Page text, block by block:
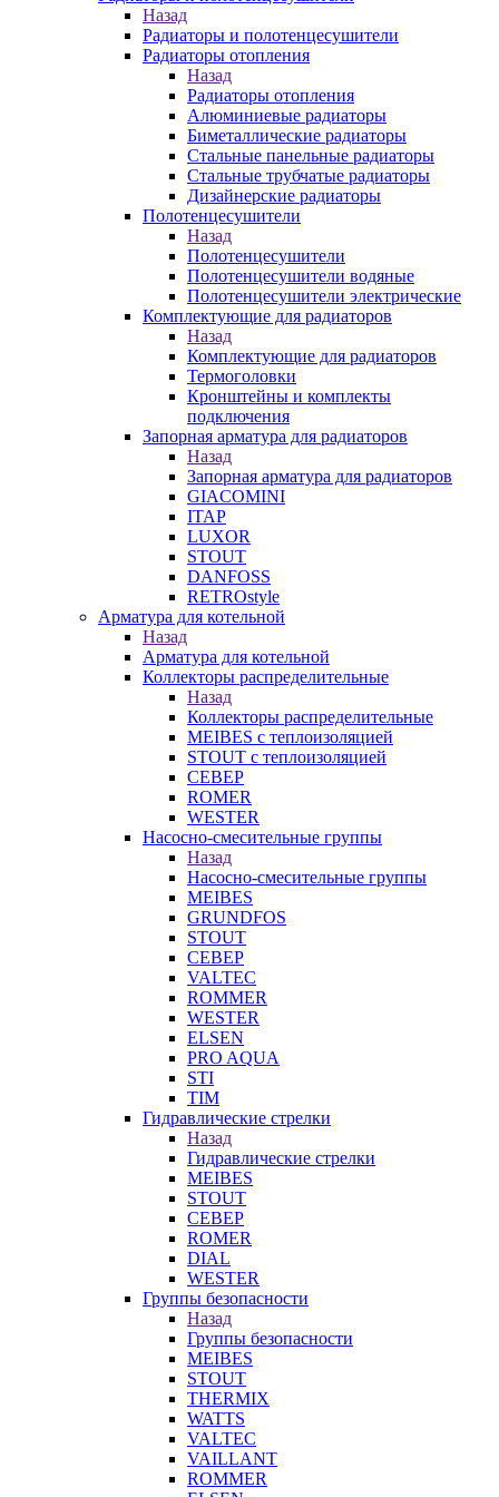
Назад
Радиаторы и полотенцесушители
Радиаторы отопления
Назад
Радиаторы отопления
Алюминиевые радиаторы
Биметаллические радиаторы
Стальные панельные радиаторы
Стальные трубчатые радиаторы
Дизайнерские радиаторы
Полотенцесушители
Назад
Полотенцесушители
Полотенцесушители водяные
Полотенцесушители электрические
Комплектующие для радиаторов
Назад
Комплектующие для радиаторов
Термоголовки
Кронштейны и комплекты
подключения
Запорная арматура для радиаторов
Назад
Запорная арматура для радиаторов
GIACOMINI
ITAP
LUXOR
STOUT
DANFOSS
RETROstyle
Арматура для котельной
Назад
Арматура для котельной
Коллекторы распределительные
Назад
Коллекторы распределительные
MEIBES с теплоизоляцией
STOUT с теплоизоляцией
СЕВЕР
ROMER
WESTER
Насосно-смесительные группы
Назад
Насосно-смесительные группы
MEIBES
GRUNDFOS
STOUT
СЕВЕР
VALTEC
ROMMER
WESTER
ELSEN
PRO AQUA
STI
TIM
Гидравлические стрелки
Назад
Гидравлические стрелки
MEIBES
STOUT
СЕВЕР
ROMER
DIAL
WESTER
Группы безопасности
Назад
Группы безопасности
MEIBES
STOUT
THERMIX
WATTS
VALTEC
VAILLANT
ROMMER